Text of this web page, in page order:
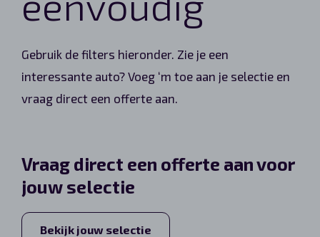
Gebruik de filters hieronder. Zie je een
interessante auto? Voeg ‘m toe aan je selectie en
vraag direct een offerte aan.
Vraag direct een offerte aan voor
jouw selectie
Bekijk jouw selectie
Wagenparkbeheer
Shortlease
Vragen?
Over ons